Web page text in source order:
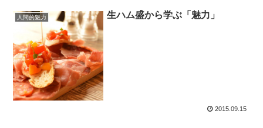
人間的魅力 生ハム盛から学ぶ「魅力」
2015.09.15